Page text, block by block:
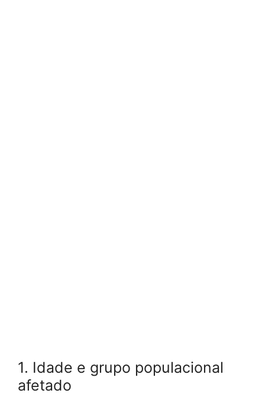
1. Idade e grupo populacional
afetado